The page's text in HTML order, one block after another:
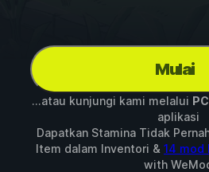
Mulai
...atau kunjungi kami melalui PC
aplikasi
Dapatkan Stamina Tidak
Item dalam Inventori & 14 mod
with